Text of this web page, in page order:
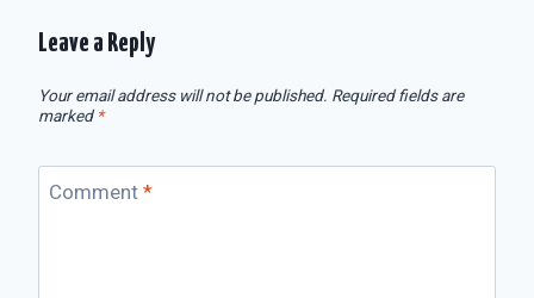
Leave a Reply
Your email address will not be published. Required fields are
marked *
Comment *